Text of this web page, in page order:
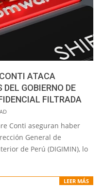
ATACA
GOBIERNO DE
FILTRADA
Conti aseguran haber
General de
de Perú (DIGIMIN), lo
LEER MÁS